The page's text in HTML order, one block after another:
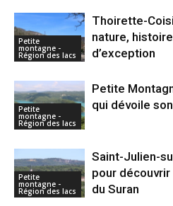
Petite
montagne -
Région des lacs
Thoirette-
nature,
d’exception
Petite
montagne -
Région des lacs
Petite
qui dévoile
Petite
montagne -
Région des lacs
Saint-Julien-
pour
du Suran